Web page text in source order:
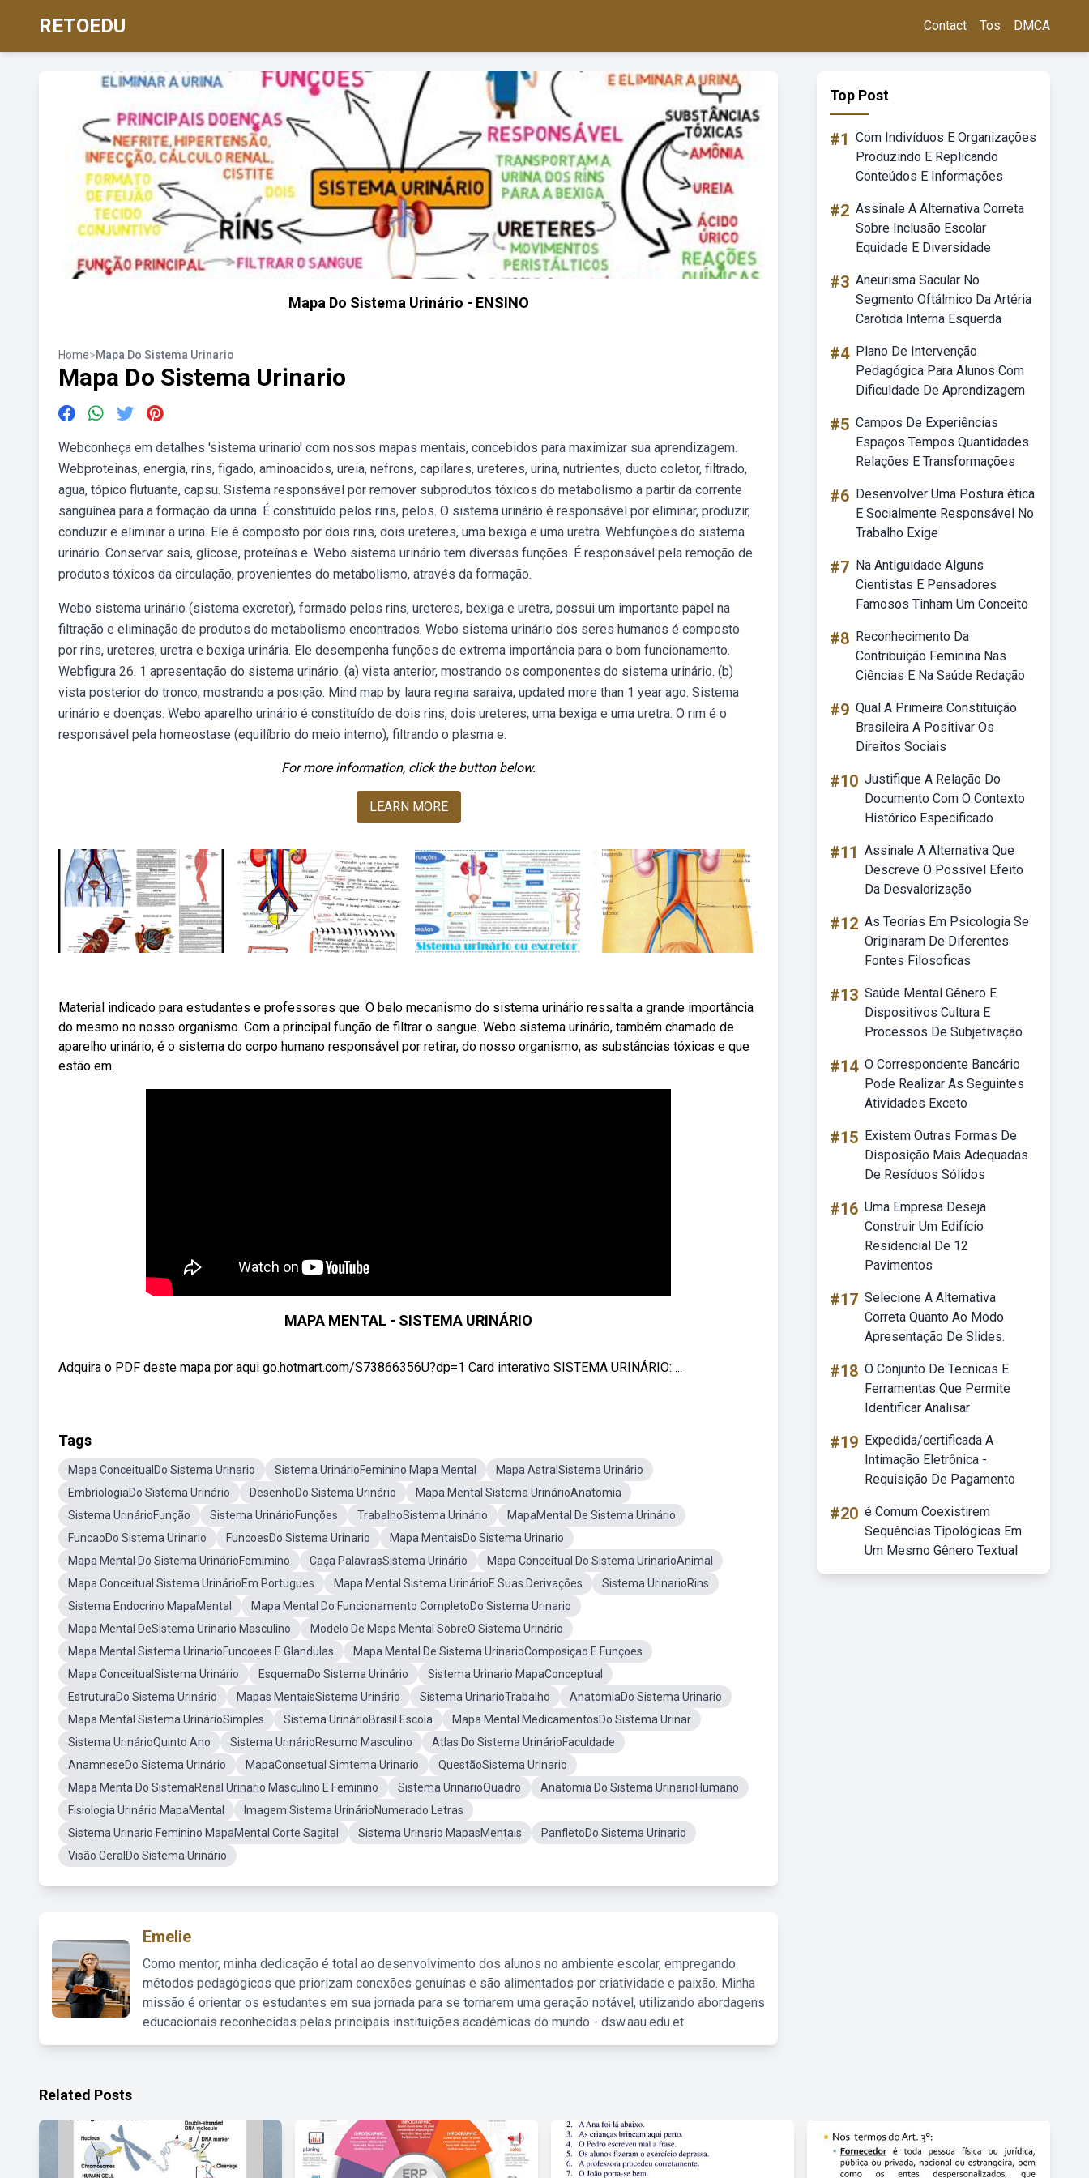
RETOEDU Contact Tos DMCA
Mapa Do Sistema Urinário - ENSINO
Home>Mapa Do Sistema Urinario
Mapa Do Sistema Urinario
Webconheça em detalhes 'sistema urinario' com nossos mapas mentais, concebidos para maximizar sua aprendizagem.
Webproteinas, energia, rins, figado, aminoacidos, ureia, nefrons, capilares, ureteres, urina, nutrientes, ducto coletor, filtrado,
agua, tópico flutuante, capsu. Sistema responsável por remover subprodutos tóxicos do metabolismo a partir da corrente
sanguínea para a formação da urina. É constituído pelos rins, pelos. O sistema urinário é responsável por eliminar, produzir,
conduzir e eliminar a urina. Ele é composto por dois rins, dois ureteres, uma bexiga e uma uretra. Webfunções do sistema
urinário. Conservar sais, glicose, proteínas e. Webo sistema urinário tem diversas funções. É responsável pela remoção de
produtos tóxicos da circulação, provenientes do metabolismo, através da formação.
Webo sistema urinário (sistema excretor), formado pelos rins, ureteres, bexiga e uretra, possui um importante papel na
filtração e eliminação de produtos do metabolismo encontrados. Webo sistema urinário dos seres humanos é composto
por rins, ureteres, uretra e bexiga urinária. Ele desempenha funções de extrema importância para o bom funcionamento.
Webfigura 26. 1 apresentação do sistema urinário. (a) vista anterior, mostrando os componentes do sistema urinário. (b)
vista posterior do tronco, mostrando a posição. Mind map by laura regina saraiva, updated more than 1 year ago. Sistema
urinário e doenças. Webo aparelho urinário é constituído de dois rins, dois ureteres, uma bexiga e uma uretra. O rim é o
responsável pela homeostase (equilíbrio do meio interno), filtrando o plasma e.
For more information, click the button below.
LEARN MORE
Material indicado para estudantes e professores que. O belo mecanismo do sistema urinário ressalta a grande importância
do mesmo no nosso organismo. Com a principal função de filtrar o sangue. Webo sistema urinário, também chamado de
aparelho urinário, é o sistema do corpo humano responsável por retirar, do nosso organismo, as substâncias tóxicas e que
estão em.
MAPA MENTAL - SISTEMA URINÁRIO
Adquira o PDF deste mapa por aqui go.hotmart.com/S73866356U?dp=1 Card interativo SISTEMA URINÁRIO: ...
Tags
Mapa ConceitualDo Sistema Urinario Sistema UrinárioFeminino Mapa Mental
Mapa AstralSistema Urinário
EmbriologiaDo Sistema Urinário
DesenhoDo Sistema Urinário
Mapa Mental Sistema UrinárioAnatomia
Sistema UrinárioFunção
Sistema UrinárioFunções TrabalhoSistema Urinário
MapaMental De Sistema Urinário
FuncaoDo Sistema Urinario
FuncoesDo Sistema Urinario
Mapa MentaisDo Sistema Urinario
Mapa Mental Do Sistema UrinárioFemimino
Caça PalavrasSistema Urinário
Mapa Conceitual Do Sistema UrinarioAnimal
Mapa Conceitual Sistema UrinárioEm Portugues
Mapa Mental Sistema UrinárioE Suas Derivações
Sistema UrinarioRins
Sistema Endocrino MapaMental
Mapa Mental Do Funcionamento CompletoDo Sistema Urinario
Mapa Mental DeSistema Urinario Masculino
Modelo De Mapa Mental SobreO Sistema Urinário
Mapa Mental Sistema UrinarioFuncoees E Glandulas
Mapa Mental De Sistema UrinarioComposiçao E Funçoes
Mapa ConceitualSistema Urinário
EsquemaDo Sistema Urinário
Sistema Urinario MapaConceptual
EstruturaDo Sistema Urinário
Mapas MentaisSistema Urinário Sistema UrinarioTrabalho
AnatomiaDo Sistema Urinario
Mapa Mental Sistema UrinárioSimples
Sistema UrinárioBrasil Escola
Mapa Mental MedicamentosDo Sistema Urinar
Sistema UrinárioQuinto Ano
Sistema UrinárioResumo Masculino
Atlas Do Sistema UrinárioFaculdade
AnamneseDo Sistema Urinário
MapaConsetual Simtema Urinario
QuestãoSistema Urinario
Mapa Menta Do SistemaRenal Urinario Masculino E Feminino
Sistema UrinarioQuadro
Anatomia Do Sistema UrinarioHumano
Fisiologia Urinário MapaMental
Imagem Sistema UrinárioNumerado Letras
Sistema Urinario Feminino MapaMental Corte Sagital
Sistema Urinario MapasMentais
PanfletoDo Sistema Urinario
Visão GeralDo Sistema Urinário
Emelie
Como mentor, minha dedicação é total ao desenvolvimento dos alunos no ambiente escolar, empregando
métodos pedagógicos que priorizam conexões genuínas e são alimentados por criatividade e paixão. Minha
missão é orientar os estudantes em sua jornada para se tornarem uma geração notável, utilizando abordagens
educacionais reconhecidas pelas principais instituições acadêmicas do mundo - dsw.aau.edu.et.
Top Post
#1 Com Indivíduos E Organizações
Produzindo E Replicando
Conteúdos E Informações
#2 Assinale A Alternativa Correta
Sobre Inclusão Escolar
Equidade E Diversidade
#3 Aneurisma Sacular No
Segmento Oftálmico Da Artéria
Carótida Interna Esquerda
#4 Plano De Intervenção
Pedagógica Para Alunos Com
Dificuldade De Aprendizagem
#5 Campos De Experiências
Espaços Tempos Quantidades
Relações E Transformações
#6 Desenvolver Uma Postura ética
E Socialmente Responsável No
Trabalho Exige
#7 Na Antiguidade Alguns
Cientistas E Pensadores
Famosos Tinham Um Conceito
#8 Reconhecimento Da
Contribuição Feminina Nas
Ciências E Na Saúde Redação
#9 Qual A Primeira Constituição
Brasileira A Positivar Os
Direitos Sociais
#10 Justifique A Relação Do
Documento Com O Contexto
Histórico Especificado
#11 Assinale A Alternativa Que
Descreve O Possivel Efeito
Da Desvalorização
#12 As Teorias Em Psicologia Se
Originaram De Diferentes
Fontes Filosoficas
#13 Saúde Mental Gênero E
Dispositivos Cultura E
Processos De Subjetivação
#14 O Correspondente Bancário
Pode Realizar As Seguintes
Atividades Exceto
#15 Existem Outras Formas De
Disposição Mais Adequadas
De Resíduos Sólidos
#16 Uma Empresa Deseja
Construir Um Edifício
Residencial De 12
Pavimentos
#17 Selecione A Alternativa
Correta Quanto Ao Modo
Apresentação De Slides.
#18 O Conjunto De Tecnicas E
Ferramentas Que Permite
Identificar Analisar
#19 Expedida/certificada A
Intimação Eletrônica -
Requisição De Pagamento
#20 é Comum Coexistirem
Sequências Tipológicas Em
Um Mesmo Gênero Textual
Related Posts